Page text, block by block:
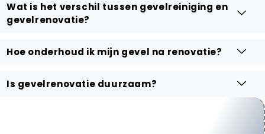
Wat is het verschil tussen gevelreiniging en
gevelrenovatie?
Hoe onderhoud ik mijn gevel na renovatie?
Is gevelrenovatie duurzaam?